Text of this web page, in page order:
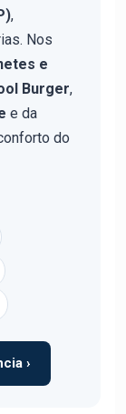
,
Nos
e
Burger,
e da
do
›